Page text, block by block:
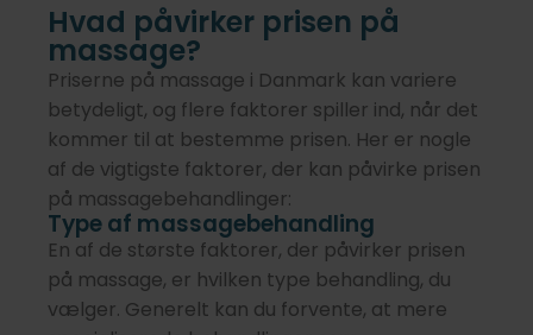
Hvad påvirker prisen på
massage?
Priserne på massage i Danmark kan variere
betydeligt, og flere faktorer spiller ind, når det
kommer til at bestemme prisen. Her er nogle
af de vigtigste faktorer, der kan påvirke prisen
på massagebehandlinger:
Type af massagebehandling
En af de største faktorer, der påvirker prisen
på massage, er hvilken type behandling, du
vælger. Generelt kan du forvente, at mere